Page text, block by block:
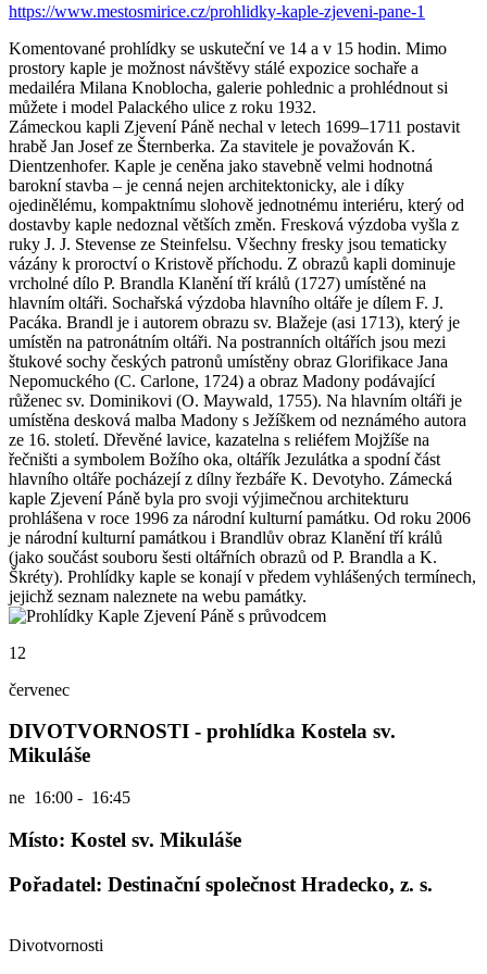
https://www.mestosmirice.cz/prohlidky-kaple-zjeveni-pane-1
Komentované prohlídky se uskuteční ve 14 a v 15 hodin. Mimo
prostory kaple je možnost návštěvy stálé expozice sochaře a
medailéra Milana Knoblocha, galerie pohlednic a prohlédnout si
můžete i model Palackého ulice z roku 1932.
Zámeckou kapli Zjevení Páně nechal v letech 1699–1711 postavit
hrabě Jan Josef ze Šternberka. Za stavitele je považován K.
Dientzenhofer. Kaple je ceněna jako stavebně velmi hodnotná
barokní stavba – je cenná nejen architektonicky, ale i díky
ojedinělému, kompaktnímu slohově jednotnému interiéru, který od
dostavby kaple nedoznal větších změn. Fresková výzdoba vyšla z
ruky J. J. Stevense ze Steinfelsu. Všechny fresky jsou tematicky
vázány k proroctví o Kristově příchodu. Z obrazů kapli dominuje
vrcholné dílo P. Brandla Klanění tří králů (1727) umístěné na
hlavním oltáři. Sochařská výzdoba hlavního oltáře je dílem F. J.
Pacáka. Brandl je i autorem obrazu sv. Blažeje (asi 1713), který je
umístěn na patronátním oltáři. Na postranních oltářích jsou mezi
štukové sochy českých patronů umístěny obraz Glorifikace Jana
Nepomuckého (C. Carlone, 1724) a obraz Madony podávající
růženec sv. Dominikovi (O. Maywald, 1755). Na hlavním oltáři je
umístěna desková malba Madony s Ježíškem od neznámého autora
ze 16. století. Dřevěné lavice, kazatelna s reliéfem Mojžíše na
řečništi a symbolem Božího oka, oltářík Jezulátka a spodní část
hlavního oltáře pocházejí z dílny řezbáře K. Devotyho. Zámecká
kaple Zjevení Páně byla pro svoji výjimečnou architekturu
prohlášena v roce 1996 za národní kulturní památku. Od roku 2006
je národní kulturní památkou i Brandlův obraz Klanění tří králů
(jako součást souboru šesti oltářních obrazů od P. Brandla a K.
Škréty). Prohlídky kaple se konají v předem vyhlášených termínech,
jejichž seznam naleznete na webu památky.
12
červenec
DIVOTVORNOSTI - prohlídka Kostela sv.
Mikuláše
ne 16:00 - 16:45
Místo: Kostel sv. Mikuláše
Pořadatel: Destinační společnost Hradecko, z. s.
Divotvornosti